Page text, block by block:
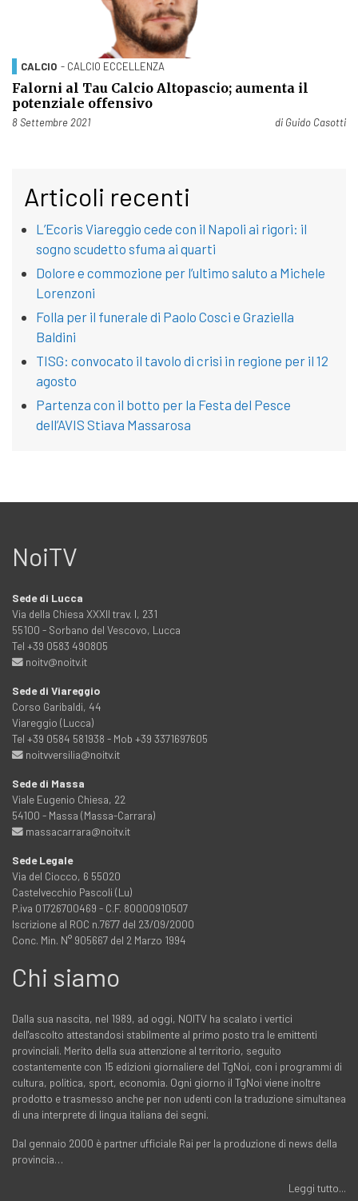
CALCIO - CALCIO ECCELLENZA
Falorni al Tau Calcio Altopascio; aumenta il
potenziale offensivo
Pubblicato il
8 Settembre 2021 di Guido Casotti
Articoli recenti
L’Ecoris Viareggio cede con il Napoli ai rigori: il
sogno scudetto sfuma ai quarti
Dolore e commozione per l’ultimo saluto a Michele
Lorenzoni
Folla per il funerale di Paolo Cosci e Graziella
Baldini
TISG: convocato il tavolo di crisi in regione per il 12
agosto
Partenza con il botto per la Festa del Pesce
dell’AVIS Stiava Massarosa
NoiTV
Sede di Lucca
Via della Chiesa XXXII trav. I, 231
55100 - Sorbano del Vescovo, Lucca
Tel +39 0583 490805
noitv@noitv.it
Sede di Viareggio
Corso Garibaldi, 44
Viareggio (Lucca)
Tel +39 0584 581938 - Mob +39 3371697605
noitvversilia@noitv.it
Sede di Massa
Viale Eugenio Chiesa, 22
54100 - Massa (Massa-Carrara)
massacarrara@noitv.it
Sede Legale
Via del Ciocco, 6 55020
Castelvecchio Pascoli (Lu)
P.iva 01726700469 - C.F. 80000910507
Iscrizione al ROC n.7677 del 23/09/2000
Conc. Min. N° 905667 del 2 Marzo 1994
Chi siamo
Dalla sua nascita, nel 1989, ad oggi, NOITV ha scalato i vertici
dell'ascolto attestandosi stabilmente al primo posto tra le emittenti
provinciali. Merito della sua attenzione al territorio, seguito
costantemente con 15 edizioni giornaliere del TgNoi, con i programmi di
cultura, politica, sport, economia. Ogni giorno il TgNoi viene inoltre
prodotto e trasmesso anche per non udenti con la traduzione simultanea
di una interprete di lingua italiana dei segni.
Dal gennaio 2000 è partner ufficiale Rai per la produzione di news della
provincia…
Leggi tutto...